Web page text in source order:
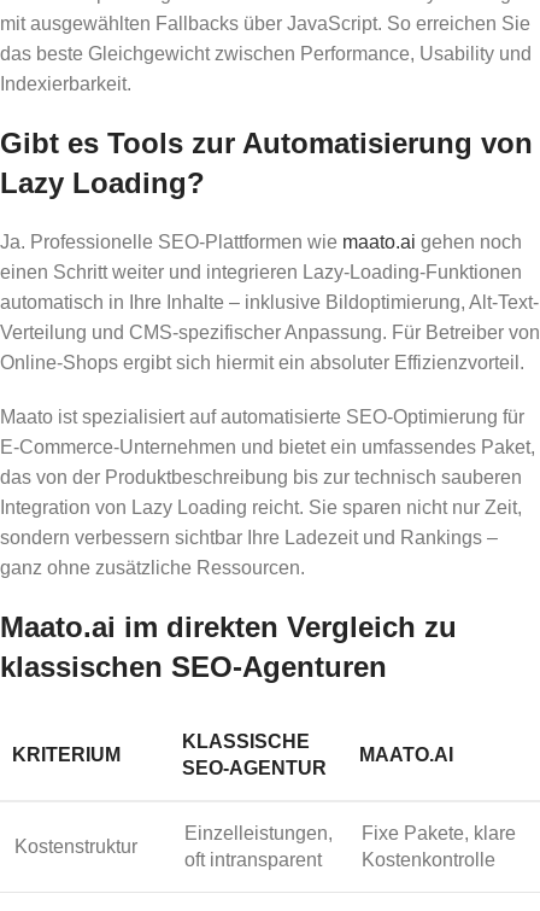
mit ausgewählten Fallbacks über JavaScript. So erreichen Sie
das beste Gleichgewicht zwischen Performance, Usability und
Indexierbarkeit.
Gibt es Tools zur Automatisierung von
Lazy Loading?
Ja. Professionelle SEO-Plattformen wie maato.ai gehen noch
einen Schritt weiter und integrieren Lazy-Loading-Funktionen
automatisch in Ihre Inhalte – inklusive Bildoptimierung, Alt-Text-
Verteilung und CMS-spezifischer Anpassung. Für Betreiber von
Online-Shops ergibt sich hiermit ein absoluter Effizienzvorteil.
Maato ist spezialisiert auf automatisierte SEO-Optimierung für
E-Commerce-Unternehmen und bietet ein umfassendes Paket,
das von der Produktbeschreibung bis zur technisch sauberen
Integration von Lazy Loading reicht. Sie sparen nicht nur Zeit,
sondern verbessern sichtbar Ihre Ladezeit und Rankings –
ganz ohne zusätzliche Ressourcen.
Maato.ai im direkten Vergleich zu
klassischen SEO-Agenturen
KRITERIUM
KLASSISCHE
SEO-AGENTUR
MAATO.AI
Kostenstruktur
Einzelleistungen,
oft intransparent
Fixe Pakete, klare
Kostenkontrolle